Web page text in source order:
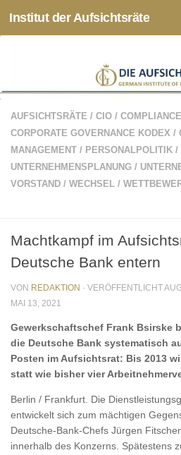
Zum Inhalt springen
Institut der Aufsichtsräte
AUFSICHTSRÄTE / CIO / COMPLIANCE
CORPORATE GOVERNANCE KODEX /
MANAGEMENT / PERSONALPOLITIK /
UNTERNEHMENSPLANUNG /
VORSTAND / WECHSEL /
Machtkampf im
Deutsche Bank entern
VON REDAKTION · VERÖFFENTLICHT
MAI 13, 2021
Gewerkschaftschef Frank Bsirske
die Deutsche Bank systematisch
Posten im Aufsichtsrat: Bis 2013
statt wie bisher vier
Berlin / Frankfurt. Die
entwickelt sich zum mächtigen
Deutsche-Bank-Chefs Jürgen
innerhalb des Konzerns. Spätestens